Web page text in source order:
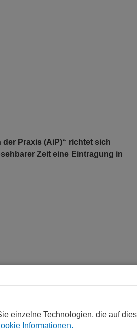
Praxis (AiP)“ richtet sich
Zeit eine Eintragung in
einzelne Technologien, die auf
Informationen.